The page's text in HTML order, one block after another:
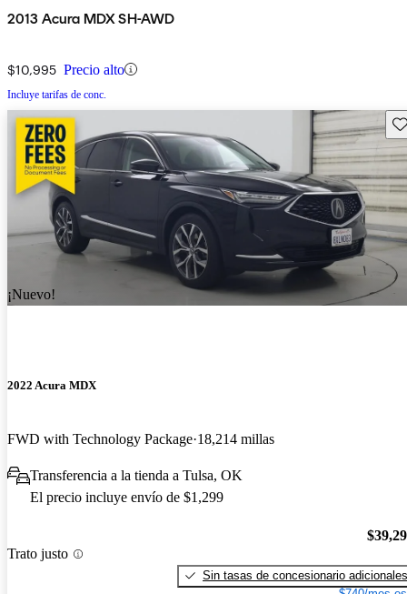
2013 Acura MDX SH-AWD
$10,995 Precio alto
Incluye tarifas de conc.
¡Nuevo!
2022 Acura MDX
FWD with Technology Package 18,214 millas
Transferencia a la tienda a Tulsa, OK
El precio incluye envío de $1,299
Trato justo
Sin tasas de concesionario adicionales